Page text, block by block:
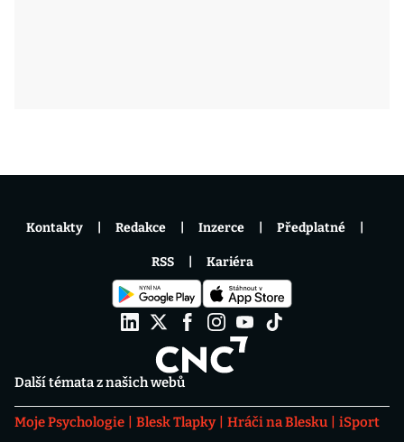
Další témata z našich webů
Moje Psychologie Blesk Tlapky Hráči na Blesku
iSport
Kontakty Redakce Inzerce Předplatné
RSS Kariéra